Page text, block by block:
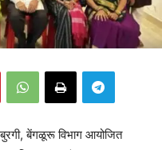
बेंगळूरू विभाग आयोजित